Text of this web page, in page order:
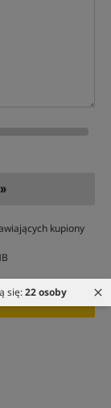
się:22 osoby
kupiony